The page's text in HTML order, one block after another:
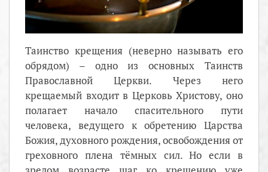
Таинство крещения (неверно называть его
обрядом) – одно из основных Таинств
Православной Церкви. Через него
крещаемый входит в Церковь Христову, оно
полагает начало спасительного пути
человека, ведущего к обретению Царства
Божия, духовного рождения, освобождения от
греховного плена тёмных сил. Но если в